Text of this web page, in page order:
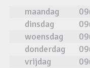
maandag
dinsdag
woensdag
donderdag
vrijdag